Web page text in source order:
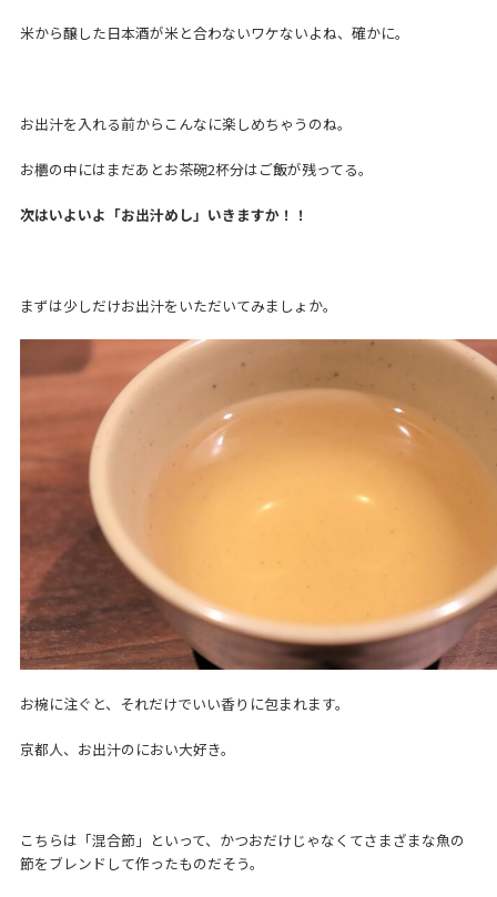
米から醸した日本酒が米と合わないワケないよね、確かに。
お出汁を入れる前からこんなに楽しめちゃうのね。
お櫃の中にはまだあとお茶碗2杯分はご飯が残ってる。
次はいよいよ「お出汁めし」いきますか！！
まずは少しだけお出汁をいただいてみましょか。
お椀に注ぐと、それだけでいい香りに包まれます。
京都人、お出汁のにおい大好き。
こちらは「混合節」といって、かつおだけじゃなくてさまざまな魚の
節をブレンドして作ったものだそう。